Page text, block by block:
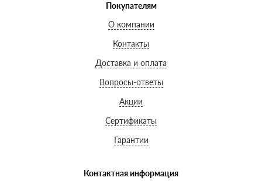
Покупателям
О компании
Контакты
Доставка и оплата
Вопросы-ответы
Акции
Сертификаты
Гарантии
Контактная информация